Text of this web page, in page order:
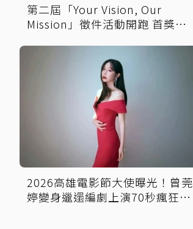
第二屆「Your Vision, Our
Mission」徵件活動開跑 首獎保
2026高雄電影節大使曝光！曾莞
婷變身邋遢編劇上演70秒瘋狂劇